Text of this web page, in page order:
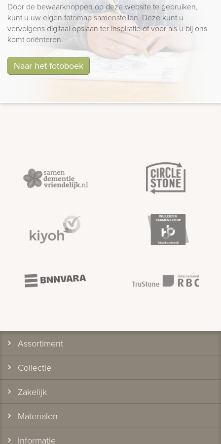
Door de bewaarknoppen op deze website te gebruiken,
kunt u uw eigen fotomap samenstellen. Deze kunt u
vervolgens digitaal opslaan ter inspiratie of voor als u bij ons
komt oriënteren.
Naar het fotoboek
Assortiment
Collectie
Zakelijk
Materialen
Informatie